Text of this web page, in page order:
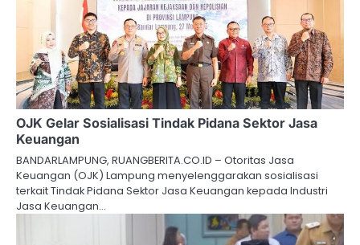
OJK Gelar Sosialisasi Tindak Pidana Sektor Jasa
Keuangan
BANDARLAMPUNG, RUANGBERITA.CO.ID – Otoritas Jasa
Keuangan (OJK) Lampung menyelenggarakan sosialisasi
terkait Tindak Pidana Sektor Jasa Keuangan kepada Industri
Jasa Keuangan…